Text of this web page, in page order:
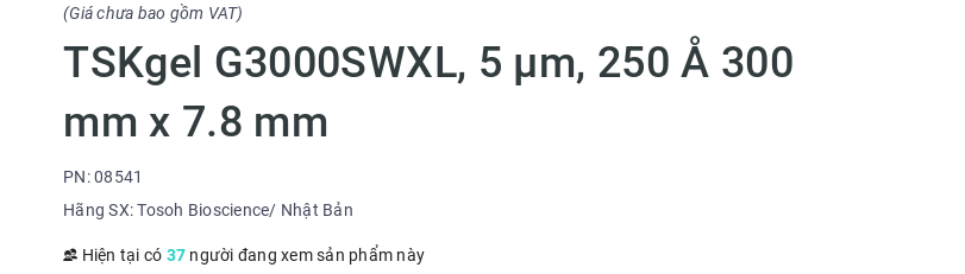
(Giá chưa bao gồm VAT)
TSKgel G3000SWXL, 5 µm, 250 Å 300
mm x 7.8 mm
PN: 08541
Hãng SX: Tosoh Bioscience/ Nhật Bản
Hiện tại có 37 người đang xem sản phẩm này